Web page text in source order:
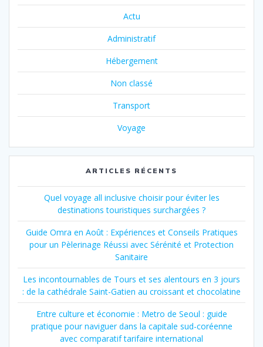
Actu
Administratif
Hébergement
Non classé
Transport
Voyage
ARTICLES RÉCENTS
Quel voyage all inclusive choisir pour éviter les
destinations touristiques surchargées ?
Guide Omra en Août : Expériences et Conseils Pratiques
pour un Pèlerinage Réussi avec Sérénité et Protection
Sanitaire
Les incontournables de Tours et ses alentours en 3 jours
: de la cathédrale Saint-Gatien au croissant et chocolatine
Entre culture et économie : Metro de Seoul : guide
pratique pour naviguer dans la capitale sud-coréenne
avec comparatif tarifaire international